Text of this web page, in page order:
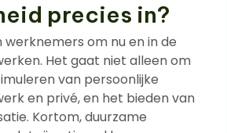
precies in?
om nu en in de
Het gaat niet alleen om
van persoonlijke
en privé, en het bieden van
Kortom, duurzame